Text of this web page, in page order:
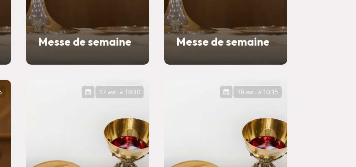
Messe de semaine Messe de semaine
17 avr. à 18:30 18 avr. à 10:15